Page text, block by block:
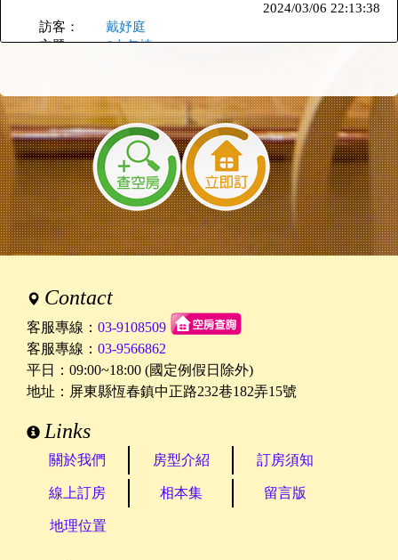
2024/03/06 22:13:38
訪客：
戴妤庭
主題：
6人包棟
3.請問行李可以提前寄放嗎？大概幾點可以放
呢？
回覆：
1.有麻將桌。2.有KTV，但是只到晚上十點。3.
若沒有客人可以提早入住，看你們幾點到都可
以寄行李，謝謝！
2024/01/15 21:43:21
訪客：
韓
主題：
詢問床的大小
庭，另單身1人，共9人，想知道床的闊度夠3人
睡嗎？謝謝
回覆：
你好，我們都是加大尺寸床6*6.2
其中有一間有加一個沙發床。
你們再看看這樣OK嗎？
訪客：
主題：
詢問民宿外觀
請問有民宿的外觀可以參考嗎 謝謝
回覆：
請在確認一下mail收信，謝謝您
Contact
客服專線： 03-9108509
客服專線： 03-9566862
平日：09:00~18:00 (國定例假日除外)
地址：屏東縣恆春鎮中正路232巷182弄15號
Links
關於我們 房型介紹 訂房須知
線上訂房 相本集 留言版
地理位置